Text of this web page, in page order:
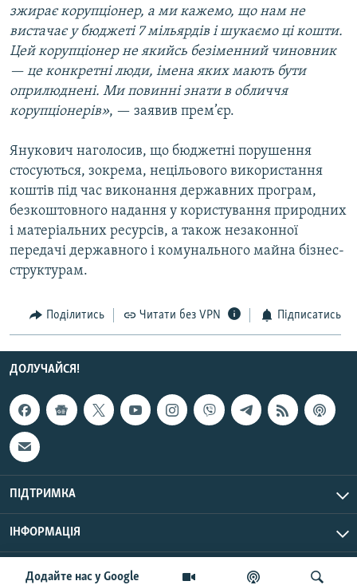
КРИМ РЕАЛІЇ
РУС
КТАТ
Усі сайти RFE/RL
Додайте нас у Google
зжирає корупціонер, а ми кажемо, що нам не
вистачає у бюджеті 7 мільярдів і шукаємо ці кошти.
Цей корупціонер не якийсь безіменний чиновник
— це конкретні люди, імена яких мають бути
оприлюднені. Ми повинні знати в обличчя
корупціонерів», — заявив прем’єр.
Янукович наголосив, що бюджетні порушення
стосуються, зокрема, нецільового використання
коштів під час виконання державних програм,
безкоштовного надання у користування природних
і матеріальних ресурсів, а також незаконної
передачі державного і комунального майна бізнес-
структурам.
Поділитись Читати без VPN Підписатись
ДОЛУЧАЙСЯ!
ПІДТРИМКА
ІНФОРМАЦІЯ
© Радіо Свобода, 2026 | Усі права застережено.
UTC+3